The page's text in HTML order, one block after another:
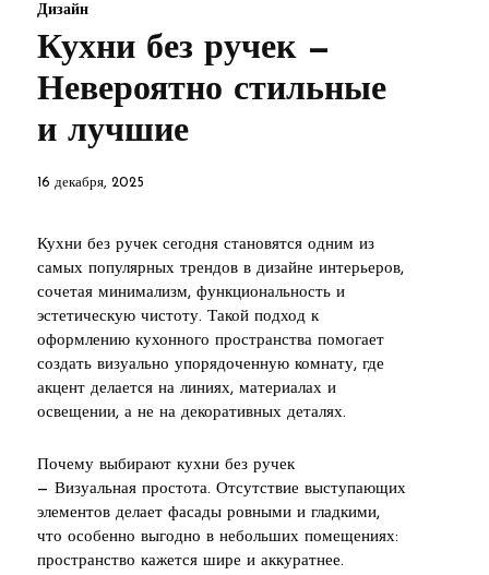
Дизайн
Кухни без ручек —
Невероятно стильные
и лучшие
16 декабря, 2025
Кухни без ручек сегодня становятся одним из
самых популярных трендов в дизайне интерьеров,
сочетая минимализм, функциональность и
эстетическую чистоту. Такой подход к
оформлению кухонного пространства помогает
создать визуально упорядоченную комнату, где
акцент делается на линиях, материалах и
освещении, а не на декоративных деталях.
Почему выбирают кухни без ручек
— Визуальная простота. Отсутствие выступающих
элементов делает фасады ровными и гладкими,
что особенно выгодно в небольших помещениях:
пространство кажется шире и аккуратнее.